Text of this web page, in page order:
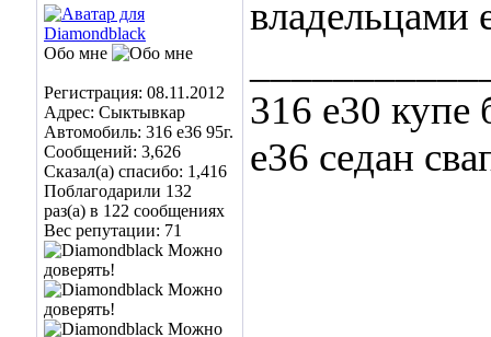
Обо мне
Регистрация: 08.11.2012
Адрес: Сыктывкар
Автомобиль: 316 e36 95г.
Сообщений: 3,626
Сказал(а) спасибо: 1,416
Поблагодарили 132
раз(а) в 122 сообщениях
Вес репутации: 71
владельцами
316 e30 купе
e36 седан